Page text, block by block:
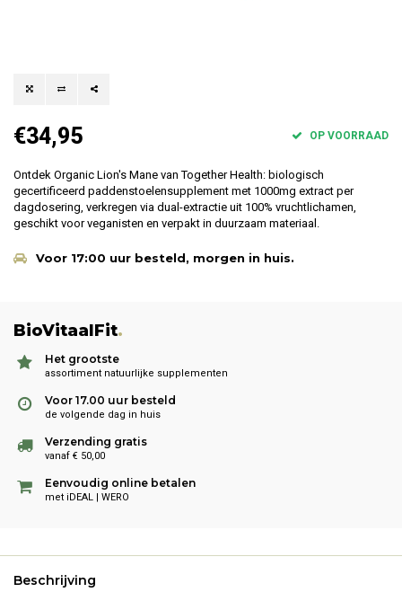
€34,95 OP VOORRAAD
Ontdek Organic Lion's Mane van Together Health: biologisch
gecertificeerd paddenstoelensupplement met 1000mg extract per
dagdosering, verkregen via dual-extractie uit 100% vruchtlichamen,
geschikt voor veganisten en verpakt in duurzaam materiaal.
Voor 17:00 uur besteld, morgen in huis.
BioVitaalFit.
Het grootste
assortiment natuurlijke supplementen
Voor 17.00 uur besteld
de volgende dag in huis
Verzending gratis
vanaf € 50,00
Eenvoudig online betalen
met iDEAL | WERO
Beschrijving